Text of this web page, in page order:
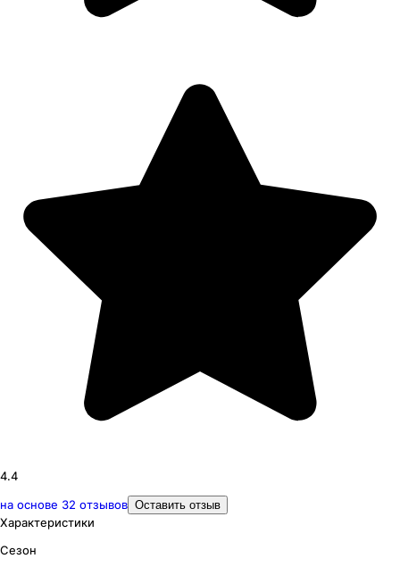
4.4
на основе 32 отзывов Оставить отзыв
Характеристики
Сезон